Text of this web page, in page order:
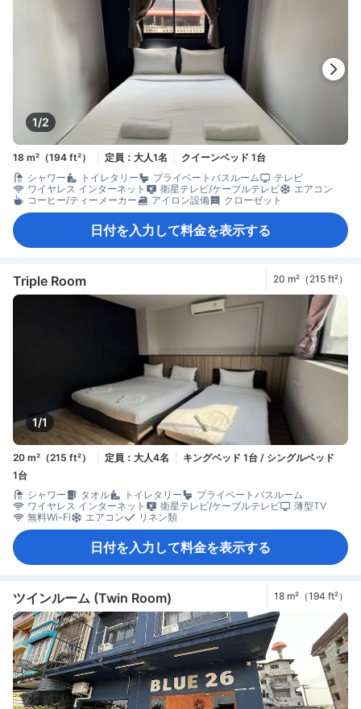
1/2
18 m²（194 ft²） 定員：大人1名
クイーンベッド 1台
シャワー
トイレタリー プライベートバスルーム
テレビ
ワイヤレス インターネット
衛星テレビ/ケーブルテレビ
エアコン
コーヒー/ティーメーカー
アイロン設備 クローゼット
日付を入力して料金を表示する
Triple Room 20 m²（215 ft²）
1/1
20 m²（215 ft²） 定員：大人4名
キングベッド 1台 / シングルベッド
1台
シャワー
タオル トイレタリー
プライベートバスルーム
ワイヤレス インターネット
衛星テレビ/ケーブルテレビ
薄型TV
無料Wi-Fi
エアコン リネン類
日付を入力して料金を表示する
ツインルーム (Twin Room) 18 m²（194 ft²）